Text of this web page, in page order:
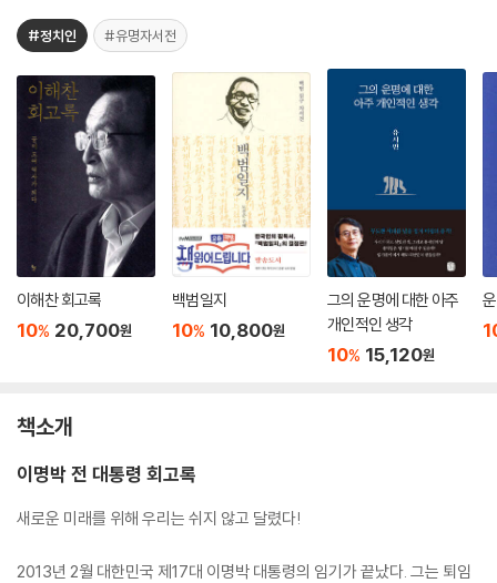
#정치인 #유명자서전
이해찬 회고록
10% 20,700원
백범일지
10% 10,800원
그의 운명에 대한 아주
개인적인 생각
10% 15,120원
책소개
이명박 전 대통령 회고록
새로운 미래를 위해 우리는 쉬지 않고 달렸다!
2013년 2월 대한민국 제17대 이명박 대통령의 임기가 끝났다. 그는 퇴임